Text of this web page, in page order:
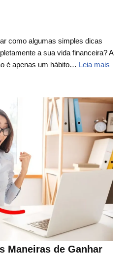
como algumas simples dicas
a sua vida financeira? A
é apenas um hábito… Leia mais
Maneiras de Ganhar